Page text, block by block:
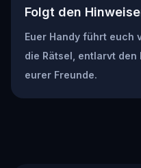
Folgt den
Euer Handy führt euch
die Rätsel, entlarvt
eurer Freunde.